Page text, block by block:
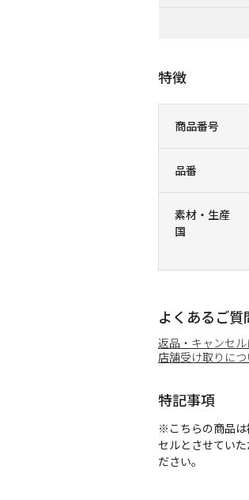
商品番号
品番
素材・生産
国
特徴
よくあるご質
返品・キャンセ
店舗受け取りにつ
特記事項
※こちらの商品は
セルとさせてい
ださい。